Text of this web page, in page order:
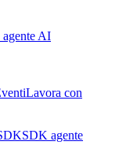
AI
Lavora con
SDK agente